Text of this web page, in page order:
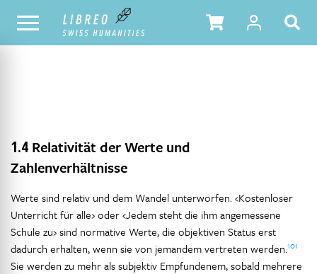
NOTRE CATALOGUE TABLE DES MATIÈRES
1.4 Relativität der Werte und
Zahlenverhältnisse
Werte sind relativ und dem Wandel unterworfen. ‹Kostenloser
Unterricht für alle› oder ‹Jedem steht die ihm angemessene
Schule zu› sind normative Werte, die objektiven Status erst
dadurch erhalten, wenn sie von jemandem vertreten werden.101
Sie werden zu mehr als subjektiv Empfundenem, sobald mehrere